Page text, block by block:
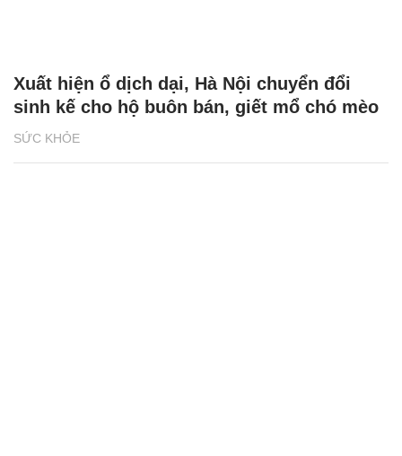
SỨC KHỎE
Xuất hiện ổ dịch dại, Hà Nội chuyển đổi
sinh kế cho hộ buôn bán, giết mổ chó mèo